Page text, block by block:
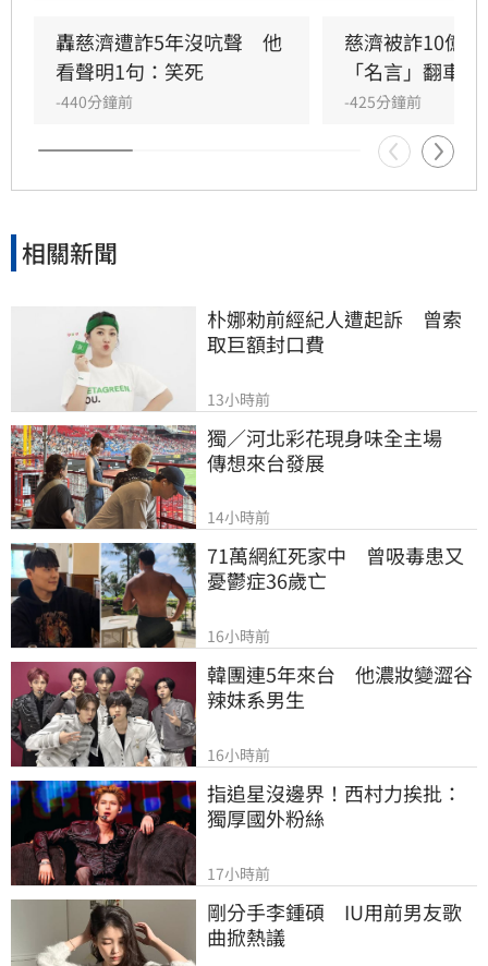
個道歉。此外，針對藍白陣營推動公投議題，蔡
其昌批評此舉恐有立法院怠惰之嫌，認為應透過
修法或政策執行解決，而非耗費公帑辦理公投，
並呼籲立委應回歸本職，實質推動政策改善。
轟慈濟遭詐5年沒吭聲　他
看聲明1句：笑死
-440分鐘前
慈濟被詐10億
「名言」翻車
-425分鐘前
相關新聞
朴娜勑前經紀人遭起訴　曾索
取巨額封口費
13小時前
獨／河北彩花現身味全主場
傳想來台發展
14小時前
71萬網紅死家中　曾吸毒患又
憂鬱症36歲亡
16小時前
韓團連5年來台　他濃妝變澀谷
辣妹系男生
16小時前
指追星沒邊界！西村力挨批：
獨厚國外粉絲
17小時前
剛分手李鍾碩　IU用前男友歌
曲掀熱議